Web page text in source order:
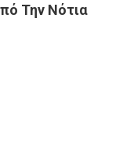
Την Νότια